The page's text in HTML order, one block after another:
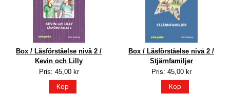
Box / Läsförståelse nivå 2 /
Kevin och Lilly
Pris: 45,00 kr
Köp
Box / Läsförståelse nivå 2 /
Stjärnfamiljer
Pris: 45,00 kr
Köp